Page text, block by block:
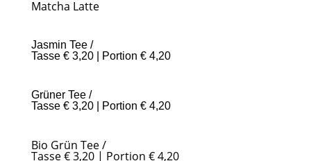
Matcha Latte
Jasmin Tee /
Tasse € 3,20 | Portion € 4,20
Grüner Tee /
Tasse € 3,20 | Portion € 4,20
Bio Grün Tee /
Tasse € 3,20 | Portion € 4,20